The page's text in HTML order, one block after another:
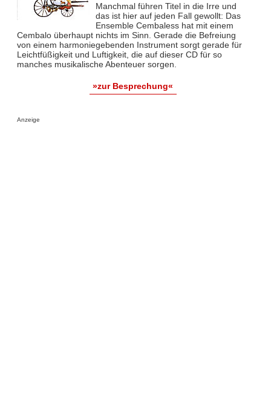
Manchmal führen Titel in die Irre und
das ist hier auf jeden Fall gewollt: Das
Ensemble Cembaless hat mit einem
Cembalo überhaupt nichts im Sinn. Gerade die Befreiung
von einem harmoniegebenden Instrument sorgt gerade für
Leichtfüßigkeit und Luftigkeit, die auf dieser CD für so
manches musikalische Abenteuer sorgen.
»zur Besprechung«
Anzeige